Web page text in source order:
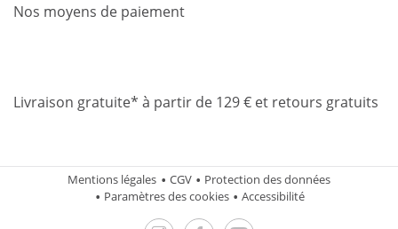
Nos moyens de paiement
Livraison gratuite* à partir de 129 € et retours gratuits
Mentions légales CGV
Protection des données
Paramètres des cookies
Accessibilité